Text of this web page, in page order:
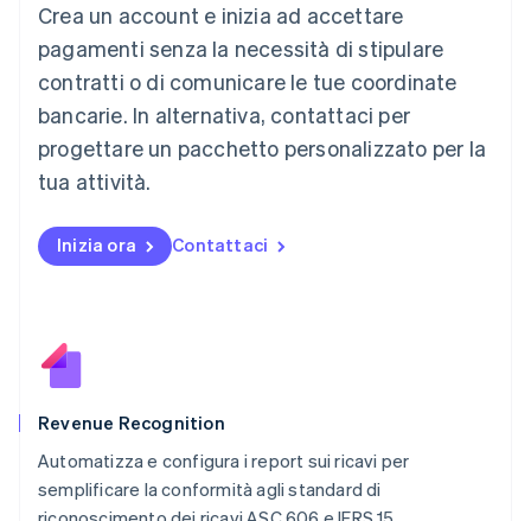
Crea un account e inizia ad accettare
pagamenti senza la necessità di stipulare
contratti o di comunicare le tue coordinate
bancarie. In alternativa, contattaci per
progettare un pacchetto personalizzato per la
tua attività.
Inizia ora Contattaci
Revenue Recognition
Automatizza e configura i report sui ricavi per
semplificare la conformità agli standard di
Lussemburgo
Deutsch English
Malaysia
English 简体中文
Malta
Messico
EspañolEnglish
English
Nuova Zelanda
Polonia
Portogallo
PortuguêsEnglish
English简体中文
Regno Unito
English